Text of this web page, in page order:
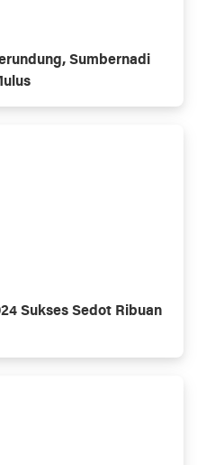
Sumbernadi
Sukses Sedot Ribuan